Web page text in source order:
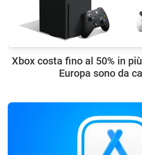
Xbox costa fino al 50% in
Europa sono da